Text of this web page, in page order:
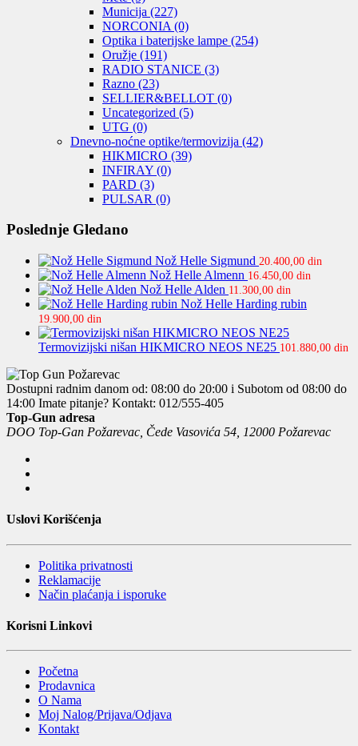
Municija (227)
NORCONIA (0)
Optika i baterijske lampe (254)
Oružje (191)
RADIO STANICE (3)
Razno (23)
SELLIER&BELLOT (0)
Uncategorized (5)
UTG (0)
Dnevno-noćne optike/termovizija (42)
HIKMICRO (39)
INFIRAY (0)
PARD (3)
PULSAR (0)
Poslednje Gledano
Nož Helle Sigmund 20.400,00 din
Nož Helle Almenn 16.450,00 din
Nož Helle Alden 11.300,00 din
Nož Helle Harding rubin
19.900,00 din
Termovizijski nišan HIKMICRO NEOS NE25 101.880,00 din
Dostupni radnim danom od: 08:00 do 20:00 i Subotom od 08:00 do
14:00 Imate pitanje? Kontakt: 012/555-405
Top-Gun adresa
DOO Top-Gan Požarevac, Čede Vasovića 54, 12000 Požarevac
Uslovi Korišćenja
Politika privatnosti
Reklamacije
Način plaćanja i isporuke
Korisni Linkovi
Početna
Prodavnica
O Nama
Moj Nalog/Prijava/Odjava
Kontakt